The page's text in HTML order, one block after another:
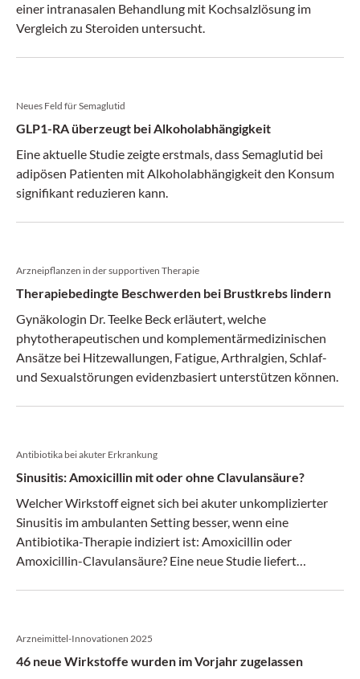
einer intranasalen Behandlung mit Kochsalzlösung im
Vergleich zu Steroiden untersucht.
Neues Feld für Semaglutid
GLP1-RA überzeugt bei Alkoholabhängigkeit
Eine aktuelle Studie zeigte erstmals, dass Semaglutid bei
adipösen Patienten mit Alkoholabhängigkeit den Konsum
signifikant reduzieren kann.
Arzneipflanzen in der supportiven Therapie
Therapiebedingte Beschwerden bei Brustkrebs lindern
Gynäkologin Dr. Teelke Beck erläutert, welche
phytotherapeutischen und komplementärmedizinischen
Ansätze bei Hitzewallungen, Fatigue, Arthralgien, Schlaf-
und Sexualstörungen evidenzbasiert unterstützen können.
Antibiotika bei akuter Erkrankung
Sinusitis: Amoxicillin mit oder ohne Clavulansäure?
Welcher Wirkstoff eignet sich bei akuter unkomplizierter
Sinusitis im ambulanten Setting besser, wenn eine
Antibiotika-Therapie indiziert ist: Amoxicillin oder
Amoxicillin-Clavulansäure? Eine neue Studie liefert
Arzneimittel-Innovationen 2025
46 neue Wirkstoffe wurden im Vorjahr zugelassen